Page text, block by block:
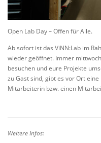
Open Lab Day – Offen für Alle.
Ab sofort ist das ViNN:Lab im
wieder geöffnet. Immer
besuchen und eure Projekte
zu Gast sind, gibt es vor Ort
Mitarbeiterin bzw. einen
Weitere Infos: